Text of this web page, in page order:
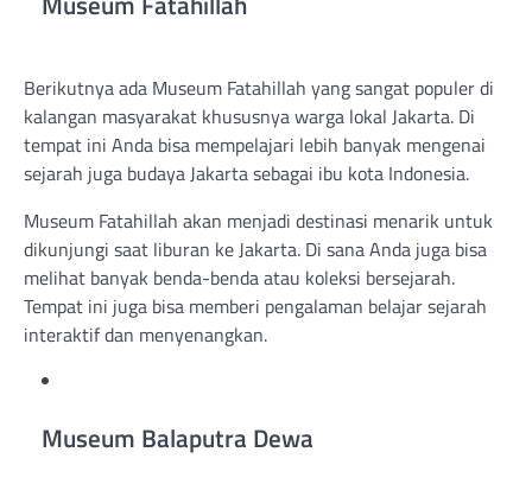
Berikutnya ada Museum Fatahillah yang sangat populer di
kalangan masyarakat khususnya warga lokal Jakarta. Di
tempat ini Anda bisa mempelajari lebih banyak mengenai
sejarah juga budaya Jakarta sebagai ibu kota Indonesia.
Museum Fatahillah akan menjadi destinasi menarik untuk
dikunjungi saat liburan ke Jakarta. Di sana Anda juga bisa
melihat banyak benda-benda atau koleksi bersejarah.
Tempat ini juga bisa memberi pengalaman belajar sejarah
interaktif dan menyenangkan.
Museum Balaputra Dewa